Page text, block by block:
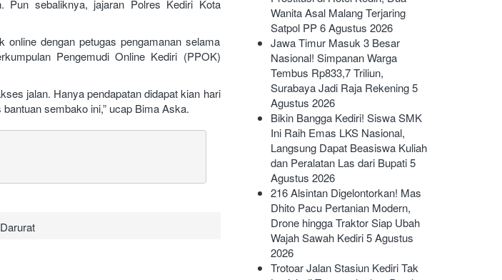
Pun sebaliknya, jajaran Polres Kediri Kota
online dengan petugas pengamanan selama
Pengemudi Online Kediri (PPOK)
jalan. Hanya pendapatan didapat kian hari
sembako ini,” ucap Bima Aska.
Wanita Asal Malang Terjaring
Satpol PP 6 Agustus 2026
Jawa Timur Masuk 3 Besar
Nasional! Simpanan Warga
Tembus Rp833,7 Triliun,
Surabaya Jadi Raja Rekening 5
Agustus 2026
Bikin Bangga Kediri! Siswa SMK
Ini Raih Emas LKS Nasional,
Langsung Dapat Beasiswa Kuliah
dan Peralatan Las dari Bupati 5
Agustus 2026
216 Alsintan Digelontorkan! Mas
Dhito Pacu Pertanian Modern,
Drone hingga Traktor Siap Ubah
Wajah Sawah Kediri 5 Agustus
2026
Trotoar Jalan Stasiun Kediri Tak